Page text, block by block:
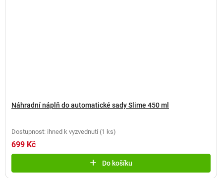
Náhradní náplň do automatické sady Slime 450 ml
Dostupnost: ihned k vyzvednutí (1 ks)
699 Kč
Do košíku